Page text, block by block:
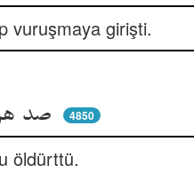
vuruşmaya girişti.
صد هزاران طفل بی‌تلویم را ** کشته تا یابد وی ابراهیم را 4850
öldürttü.